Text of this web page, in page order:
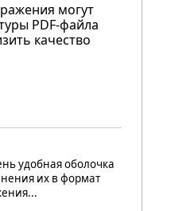
могут
PDF-файла
качество
удобная оболочка
их в формат